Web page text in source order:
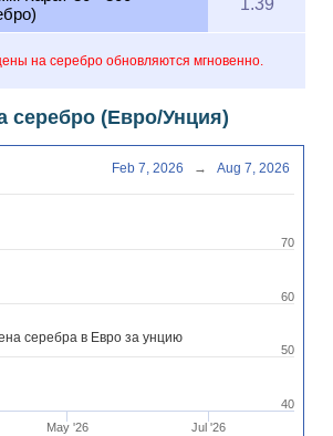
на серебро обновляются мгновенно.
1.39
серебро (Евро/Унция)
серебра в Евро за унцию
May '26 Jul '26
50
60
70
40
Feb 7, 2026 → Aug 7, 2026